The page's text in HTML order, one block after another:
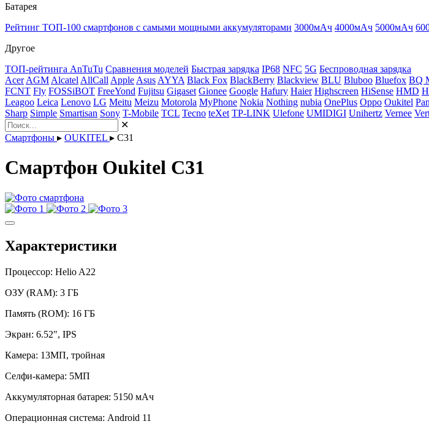
Батарея
Рейтинг ТОП-100 смартфонов с самыми мощными аккумуляторами 3000мАч 4000мАч 5000мАч
Другое
ТОП-рейтинга AnTuTu Сравнения моделей Быстрая зарядка IP68 NFC 5G Беспроводная зарядка
Acer AGM Alcatel AllCall Apple Asus AYYA Black Fox BlackBerry Blackview BLU Bluboo Bluefox BQ
FCNT Fly FOSSiBOT FreeYond Fujitsu Gigaset Gionee Google Hafury Haier Highscreen HiSense HMD
Leagoo Leica Lenovo LG Meitu Meizu Motorola MyPhone Nokia Nothing nubia OnePlus Oppo Oukitel
Sharp Simple Smartisan Sony T-Mobile TCL Tecno teXet TP-LINK Ulefone UMIDIGI Unihertz Vernee
✕
Смартфоны ▸ OUKITEL ▸ C31
Смартфон Oukitel C31
Характеристики
Процессор: Helio A22
ОЗУ (RAM): 3 ГБ
Память (ROM): 16 ГБ
Экран: 6.52", IPS
Камера: 13МП, тройная
Селфи-камера: 5МП
Аккумуляторная батарея: 5150 мАч
Операционная система: Android 11